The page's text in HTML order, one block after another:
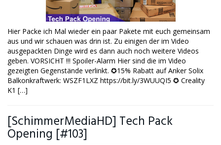
Hier Packe ich Mal wieder ein paar Pakete mit euch gemeinsam
aus und wir schauen was drin ist. Zu einigen der im Video
ausgepackten Dinge wird es dann auch noch weitere Videos
geben. VORSICHT !!! Spoiler-Alarm Hier sind die im Video
gezeigten Gegenstände verlinkt. ✪15% Rabatt auf Anker Solix
Balkonkraftwerk: WSZF1LXZ https://bit.ly/3WUUQI5 ✪ Creality
K1 […]
[SchimmerMediaHD] Tech Pack
Opening [#103]